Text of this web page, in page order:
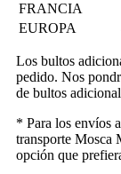
FRANCIA
EUROPA
Los bultos
pedido. Nos
de bultos
* Para los envíos
transporte Mosca
opción que